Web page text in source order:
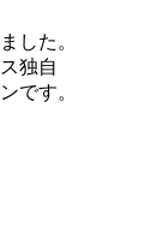
した。
独自
です。